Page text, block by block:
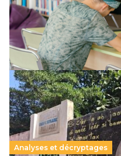
Le projet de loi sur la
supérieur privé met en
qui relègue l’acte
Lire la suite →
Analyses et décryptages